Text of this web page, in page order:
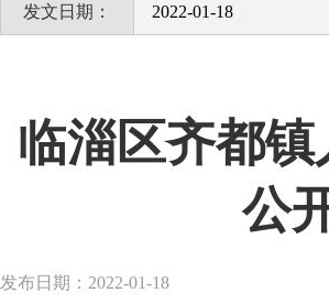
发文日期： 2022-01-18
临淄区齐都
公
发布日期：2022-01-18